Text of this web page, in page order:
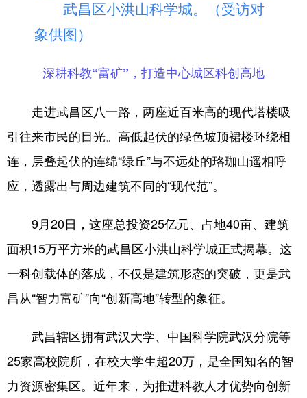
多语种频道
Deutsch Português
武昌区小洪山科学城。（受访对
象供图）
深耕科教“富矿”，打造中心城区科创高地
走进武昌区八一路，两座近百米高的现代塔楼吸
引往来市民的目光。高低起伏的绿色坡顶裙楼环绕相
连，层叠起伏的连绵“绿丘”与不远处的珞珈山遥相呼
应，透露出与周边建筑不同的“现代范”。
9月20日，这座总投资25亿元、占地40亩、建筑
面积15万平方米的武昌区小洪山科学城正式揭幕。这
一科创载体的落成，不仅是建筑形态的突破，更是武
昌从“智力富矿”向“创新高地”转型的象征。
武昌辖区拥有武汉大学、中国科学院武汉分院等
25家高校院所，在校大学生超20万，是全国知名的智
力资源密集区。近年来，为推进科教人才优势向创新